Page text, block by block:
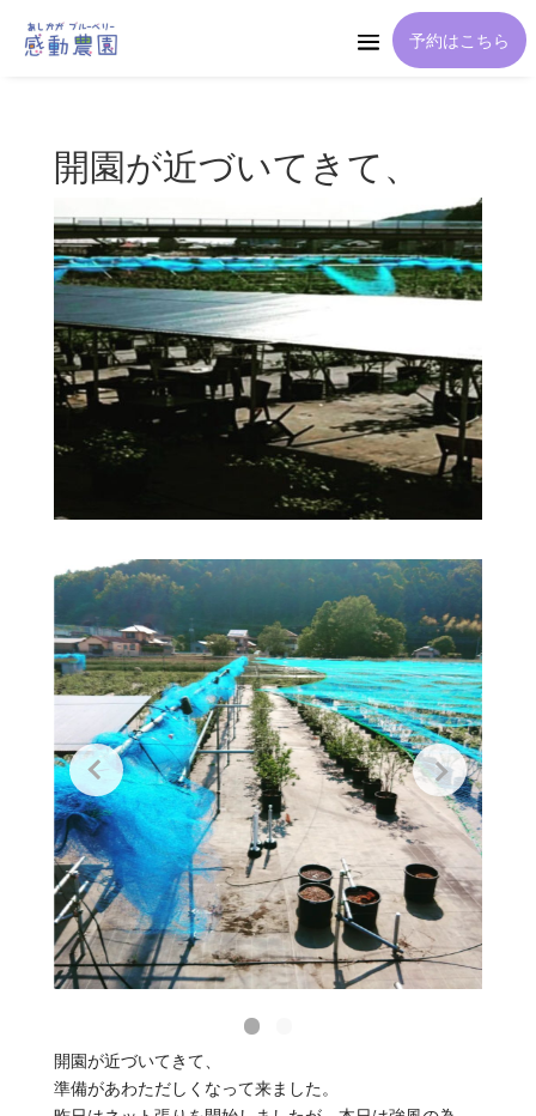
予約はこちら
開園が近づいてきて、
開園が近づいてきて、
準備があわただしくなって来ました。